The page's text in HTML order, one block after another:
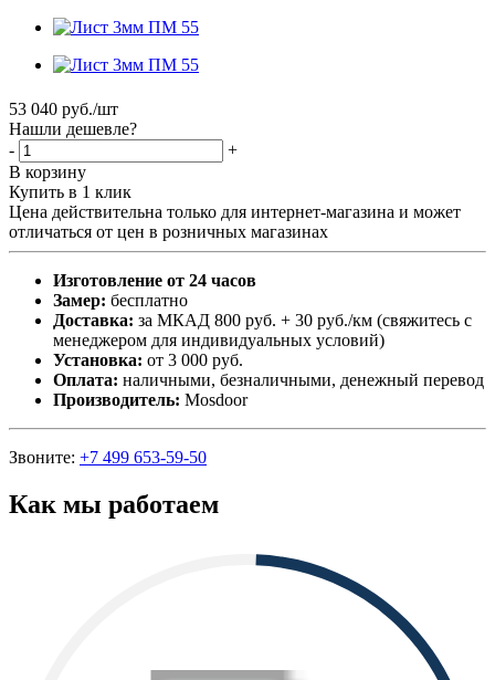
53 040 руб./шт
Нашли дешевле?
-
+
В корзину
Купить в 1 клик
Цена действительна только для интернет-магазина и может
отличаться от цен в розничных магазинах
Изготовление от 24 часов
Замер: бесплатно
Доставка: за МКАД 800 руб. + 30 руб./км (свяжитесь с
менеджером для индивидуальных условий)
Установка: от 3 000 руб.
Оплата: наличными, безналичными, денежный перевод
Производитель: Mosdoor
Звоните: +7 499 653-59-50
Как мы работаем